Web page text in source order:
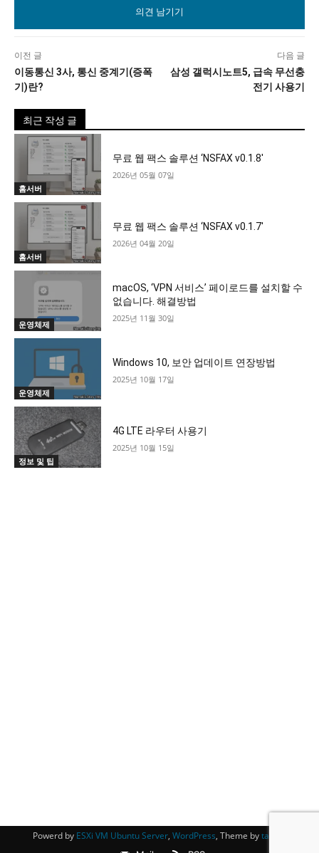
이전 글
이동통신 3사, 통신 중계기(증폭
기)란?
다음 글
삼성 갤럭시노트5, 급속 무선충
전기 사용기
최근 작성 글
홈서버
무료 웹 팩스 솔루션 ‘NSFAX v0.1.8′
2026년 05월 07일
홈서버
무료 웹 팩스 솔루션 ‘NSFAX v0.1.7′
2026년 04월 20일
운영체제
macOS, ‘VPN 서비스’ 페이로드를 설치할 수
없습니다. 해결방법
2025년 11월 30일
운영체제
Windows 10, 보안 업데이트 연장방법
2025년 10월 17일
정보 및 팁
4G LTE 라우터 사용기
2025년 10월 15일
Powerd by ESXi VM Ubuntu Server, WordPress, Theme bytagDiv